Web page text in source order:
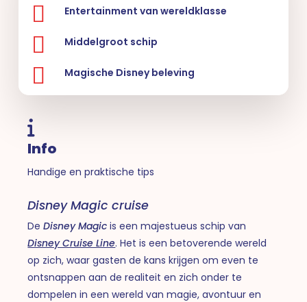
Entertainment van wereldklasse
Middelgroot schip
Magische Disney beleving
Info
Handige en praktische tips
Disney Magic cruise
DeDisney Magic is een majestueus schip van
Disney Cruise Line. Het is een betoverende wereld
op zich, waar gasten de kans krijgen om even te
ontsnappen aan de realiteit en zich onder te
dompelen in een wereld van magie, avontuur en